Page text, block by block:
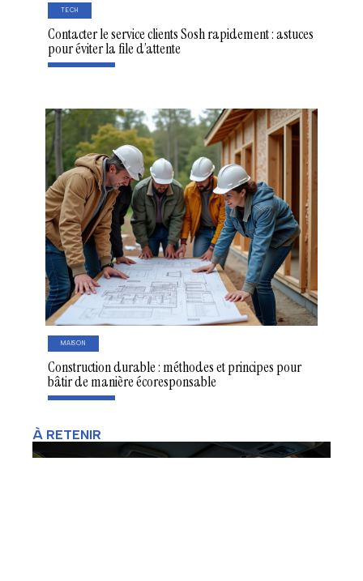
TECH
Contacter le service clients Sosh rapidement : astuces
pour éviter la file d’attente
MAISON
Construction durable : méthodes et principes pour
bâtir de manière écoresponsable
À RETENIR